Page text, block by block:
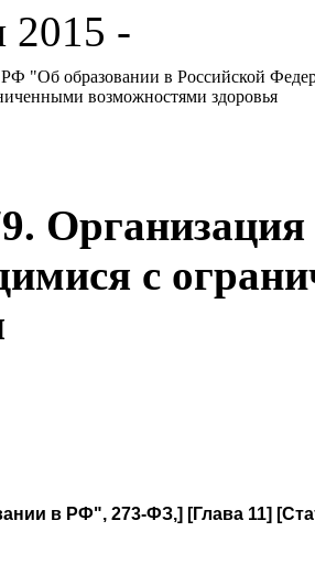
2015 -
с
в РФ", 273-ФЗ,] [Глава 11]